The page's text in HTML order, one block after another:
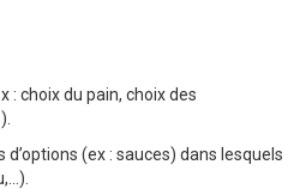
: choix du pain, choix des
(ex : sauces) dans lesquels